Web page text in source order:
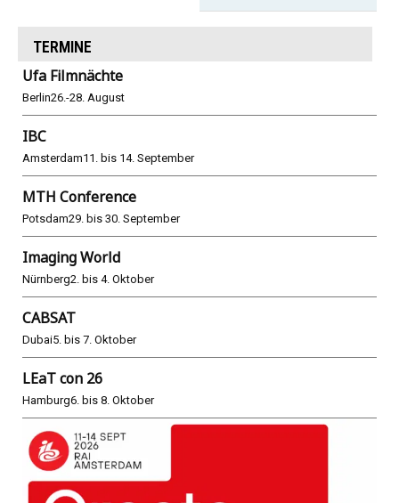
TERMINE
Ufa Filmnächte
Berlin26.-28. August
IBC
Amsterdam11. bis 14. September
MTH Conference
Potsdam29. bis 30. September
Imaging World
Nürnberg2. bis 4. Oktober
CABSAT
Dubai5. bis 7. Oktober
LEaT con 26
Hamburg6. bis 8. Oktober